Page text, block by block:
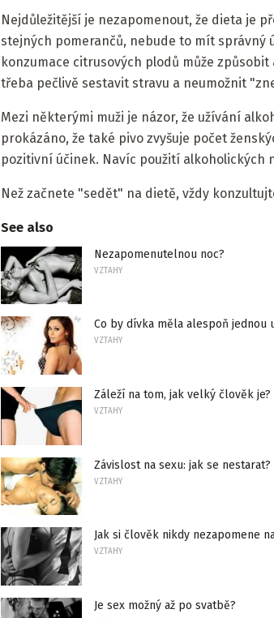
Nejdůležitější je nezapomenout, že dieta je
stejných pomerančů, nebude to mít správný
konzumace citrusových plodů může
třeba pečlivě sestavit stravu a neumožnit
Mezi některými muži je názor, že užívání
prokázáno, že také pivo zvyšuje počet
pozitivní účinek. Navíc použití alkoholických
Než začnete "sedět" na dietě, vždy
See also
Nezapomenutelnou noc?
VZTAHY
Co by dívka měla alespoň jednou
VZTAHY
Záleží na tom, jak velký člověk je?
VZTAHY
Závislost na sexu: jak se nestarat?
VZTAHY
Jak si člověk nikdy nezapomene
VZTAHY
Je sex možný až po svatbě?